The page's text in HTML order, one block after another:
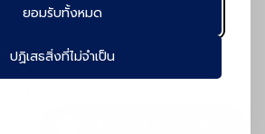
ยอมรับทั้งหมด
ปฏิเสธสิ่งที่ไม่จำเป็น